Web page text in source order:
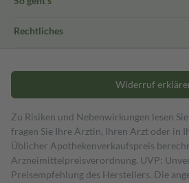
Rechtliches
Widerruf
Zu Risiken und Nebenwirkungen lesen
fragen Sie Ihre Ärztin, Ihren Arzt oder in
Üblicher Apothekenverkaufspreis
Arzneimittelpreisverordnung. UVP:
Preisempfehlung des Herstellers. Die